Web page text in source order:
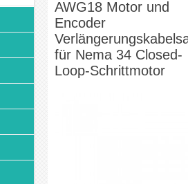
AWG18 Motor und
Encoder
für Nema 34 Closed-
Loop-Schrittmotor